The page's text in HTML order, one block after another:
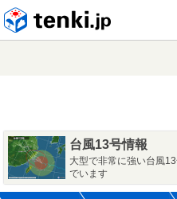
台風13号情報
大型で非常に強い台風
でいます